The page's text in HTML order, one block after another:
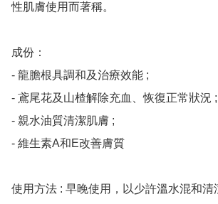
性肌膚使用而著稱。
成份：
- 龍膽根具調和及治療效能 ;
- 鳶尾花及山楂解除充血、恢復正常狀況 ;
- 親水油質清潔肌膚 ;
- 維生素A和E改善膚質
使用方法 : 早晚使用，以少許溫水混和清